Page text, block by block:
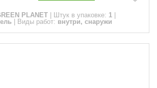
PLANET Штук в упаковке: 1
Виды работ: внутри, снаружи